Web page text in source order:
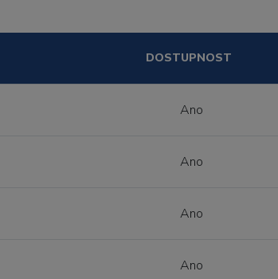
DOSTUPNOST
Ano
Ano
Ano
Ano